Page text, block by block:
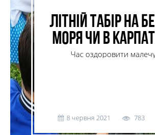
Літній табір на
моря чи в
Час оздоровити
8 червня 2021 783